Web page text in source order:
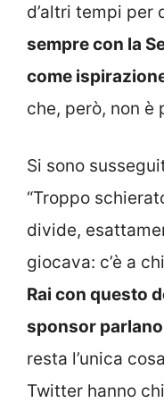
d’altri tempi per
sempre con la
come
che, però, non
Si sono
“Troppo
divide,
giocava: c’è a
Rai con questo
sponsor
resta l’unica
Twitter hanno